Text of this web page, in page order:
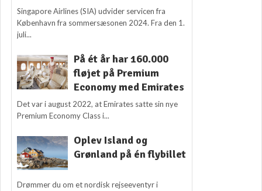
Singapore Airlines (SIA) udvider servicen fra
København fra sommersæsonen 2024. Fra den 1.
juli...
På ét år har 160.000
fløjet på Premium
Economy med Emirates
Det var i august 2022, at Emirates satte sin nye
Premium Economy Class i...
Oplev Island og
Grønland på én flybillet
Drømmer du om et nordisk rejseeventyr i